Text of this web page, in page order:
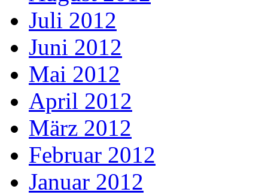
Juli 2012
Juni 2012
Mai 2012
April 2012
März 2012
Februar 2012
Januar 2012